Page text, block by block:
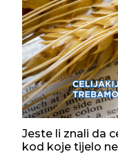
Jeste li znali da
kod koje tijelo